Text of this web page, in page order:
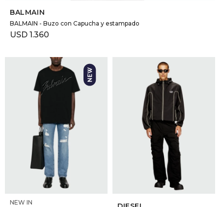
BALMAIN
BALMAIN - Buzo con Capucha y estampado
USD 1.360
SELECCIONAR TALLE
NEW IN
SELECCIONAR TALLE